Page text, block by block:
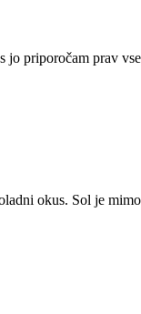
jo priporočam prav
okus. Sol je